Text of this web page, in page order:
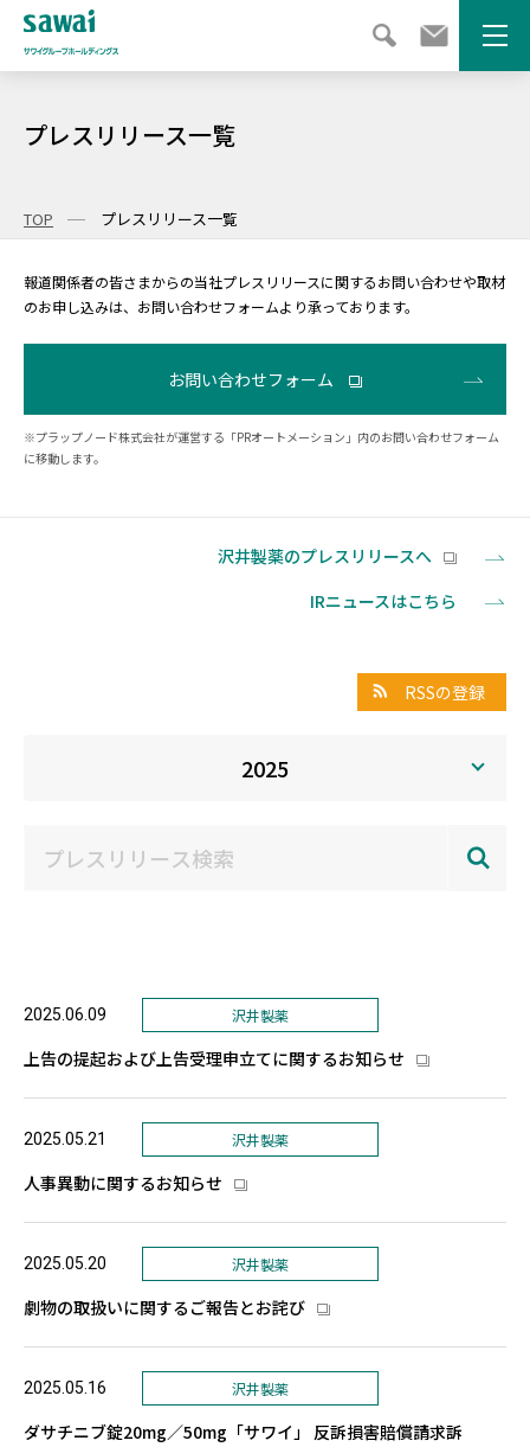
メニ
TOP プレスリリース一覧
プレスリリース一覧
報道関係者の皆さまからの当社プレスリリースに関するお問い合わせや取材
のお申し込みは、お問い合わせフォームより承っております。
お問い合わせフォーム
※プラップノード株式会社が運営する「PRオートメーション」内のお問い合わせフォーム
に移動します。
沢井製薬のプレスリリースへ
IRニュースはこちら
RSSの登録
2025
2025.06.09 沢井製薬
上告の提起および上告受理申立てに関するお知らせ
2025.05.21 沢井製薬
人事異動に関するお知らせ
2025.05.20 沢井製薬
劇物の取扱いに関するご報告とお詫び
2025.05.16 沢井製薬
ダサチニブ錠20mg／50mg「サワイ」 反訴損害賠償請求訴